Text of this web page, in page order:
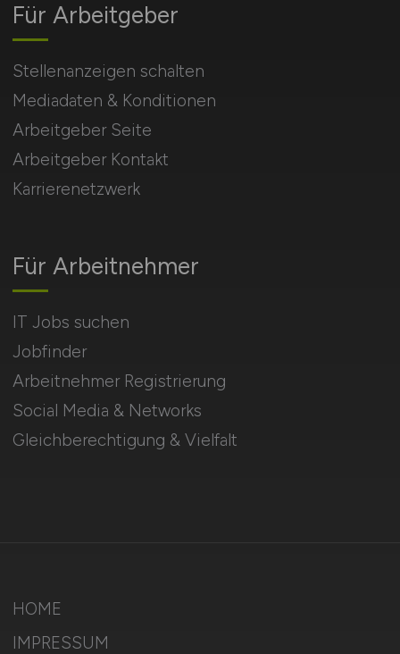
Für Arbeitnehmer
IT Jobs suchen
Jobfinder
Arbeitnehmer Registrierung
Social Media & Networks
Gleichberechtigung & Vielfalt
Für Arbeitgeber
Stellenanzeigen schalten
Mediadaten & Konditionen
Arbeitgeber Seite
Arbeitgeber Kontakt
Karrierenetzwerk
HOME
IMPRESSUM